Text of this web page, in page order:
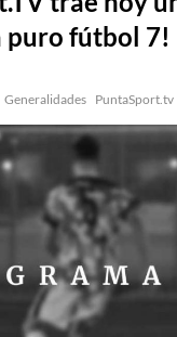
puro fútbol 7!
Generalidades PuntaSport.tv